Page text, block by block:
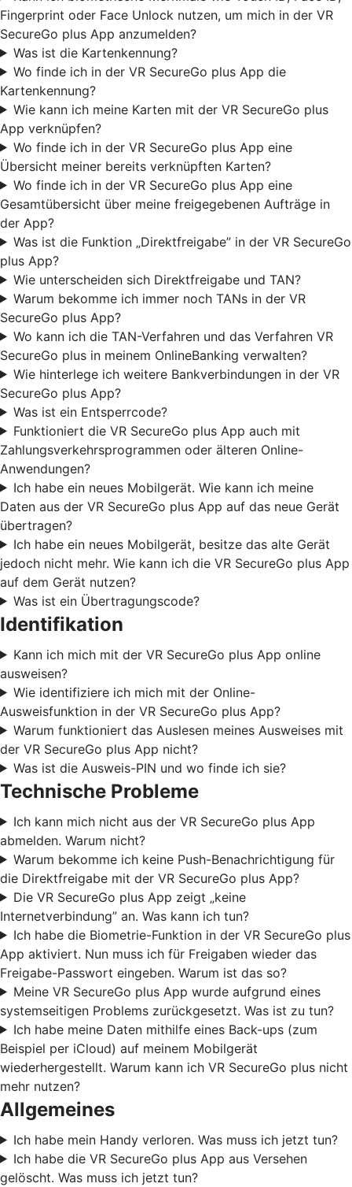
Fingerprint oder Face Unlock nutzen, um mich in der VR
SecureGo plus App anzumelden?
Was ist die Kartenkennung?
Wo finde ich in der VR SecureGo plus App die
Kartenkennung?
Wie kann ich meine Karten mit der VR SecureGo plus
App verknüpfen?
Wo finde ich in der VR SecureGo plus App eine
Übersicht meiner bereits verknüpften Karten?
Wo finde ich in der VR SecureGo plus App eine
Gesamtübersicht über meine freigegebenen Aufträge in
der App?
Was ist die Funktion „Direktfreigabe” in der VR SecureGo
plus App?
Wie unterscheiden sich Direktfreigabe und TAN?
Warum bekomme ich immer noch TANs in der VR
SecureGo plus App?
Wo kann ich die TAN-Verfahren und das Verfahren VR
SecureGo plus in meinem OnlineBanking verwalten?
Wie hinterlege ich weitere Bankverbindungen in der VR
SecureGo plus App?
Was ist ein Entsperrcode?
Funktioniert die VR SecureGo plus App auch mit
Zahlungsverkehrsprogrammen oder älteren Online-
Anwendungen?
Ich habe ein neues Mobilgerät. Wie kann ich meine
Daten aus der VR SecureGo plus App auf das neue Gerät
übertragen?
Ich habe ein neues Mobilgerät, besitze das alte Gerät
jedoch nicht mehr. Wie kann ich die VR SecureGo plus App
auf dem Gerät nutzen?
Was ist ein Übertragungscode?
Identifikation
Kann ich mich mit der VR SecureGo plus App online
ausweisen?
Wie identifiziere ich mich mit der Online-
Ausweisfunktion in der VR SecureGo plus App?
Warum funktioniert das Auslesen meines Ausweises mit
der VR SecureGo plus App nicht?
Was ist die Ausweis-PIN und wo finde ich sie?
Technische Probleme
Ich kann mich nicht aus der VR SecureGo plus App
abmelden. Warum nicht?
Warum bekomme ich keine Push-Benachrichtigung für
die Direktfreigabe mit der VR SecureGo plus App?
Die VR SecureGo plus App zeigt „keine
Internetverbindung” an. Was kann ich tun?
Ich habe die Biometrie-Funktion in der VR SecureGo plus
App aktiviert. Nun muss ich für Freigaben wieder das
Freigabe-Passwort eingeben. Warum ist das so?
Meine VR SecureGo plus App wurde aufgrund eines
systemseitigen Problems zurückgesetzt. Was ist zu tun?
Ich habe meine Daten mithilfe eines Back-ups (zum
Beispiel per iCloud) auf meinem Mobilgerät
wiederhergestellt. Warum kann ich VR SecureGo plus nicht
mehr nutzen?
Allgemeines
Ich habe mein Handy verloren. Was muss ich jetzt tun?
Ich habe die VR SecureGo plus App aus Versehen
gelöscht. Was muss ich jetzt tun?